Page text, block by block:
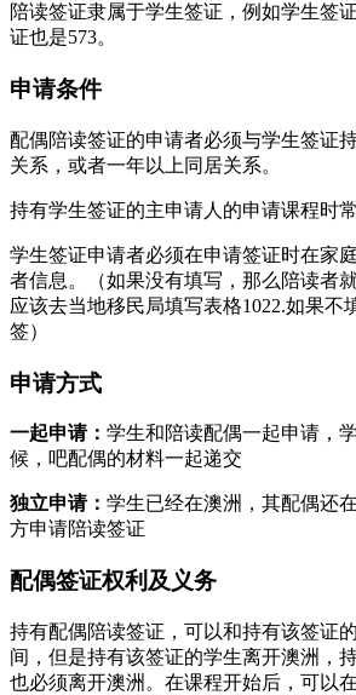
陪读签证隶属于学生签证，例如学生签
证也是573。
申请条件
配偶陪读签证的申请者必须与学生签证
关系，或者一年以上同居关系。
持有学生签证的主申请人的申请课程时
学生签证申请者必须在申请签证时在家
者信息。（如果没有填写，那么陪读者
应该去当地移民局填写表格1022.如果不
签）
申请方式
一起申请： 学生和陪读配偶一起申请，
候，吧配偶的材料一起递交
独立申请： 学生已经在澳洲，其配偶还
方申请陪读签证
配偶签证权利及义务
持有配偶陪读签证，可以和持有该签证
间，但是持有该签证的学生离开澳洲，
也必须离开澳洲。在课程开始后，可以